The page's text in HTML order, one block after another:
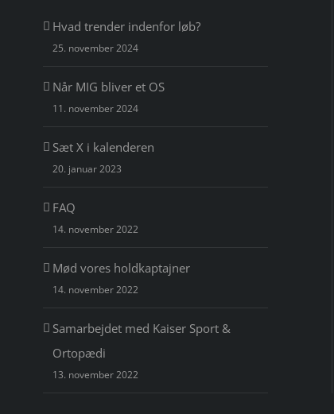
Hvad trender indenfor løb?
25. november 2024
Når MIG bliver et OS
11. november 2024
Sæt X i kalenderen
20. januar 2023
FAQ
14. november 2022
Mød vores holdkaptajner
14. november 2022
Samarbejdet med Kaiser Sport &
Ortopædi
13. november 2022